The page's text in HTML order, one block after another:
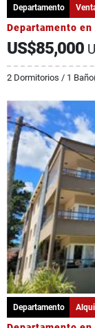
Departamento
Departamento
US$85,000
2 Dormitorios / 1
Departamento